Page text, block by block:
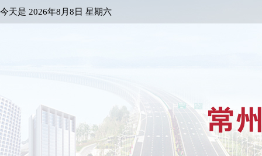
今天是 2026年8月8日 星期六